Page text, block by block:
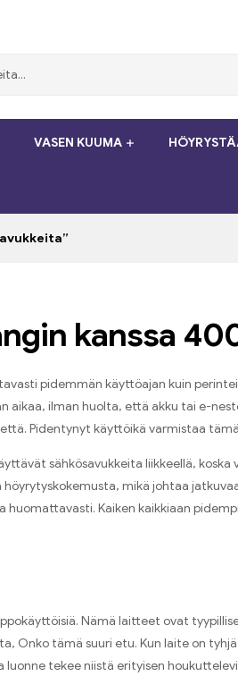
VASEN KUUMA
kanssa
pidemmän käyttöajan kuin
ilman huolta, että akku tai e-
Pidentynyt käyttöikä varmistaa
sähkösavukkeita liikkeellä,
mikä johtaa
Kaiken kaikkiaan
Nämä laitteet ovat
Onko tämä suuri etu. Kun laite on
tekee niistä erityisen